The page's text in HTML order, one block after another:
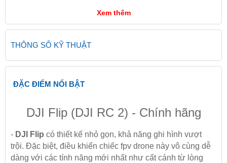
Xem thêm
THÔNG SỐ KỸ THUẬT
ĐẶC ĐIỂM NỔI BẬT
DJI Flip (DJI RC 2) - Chính hãng
- DJI Flip có thiết kế nhỏ gọn, khả năng ghi hình vượt
trội. Đặc biệt, điều khiển chiếc fpv drone này vô cùng dễ
dàng với các tính năng mới nhất như cất cánh từ lòng